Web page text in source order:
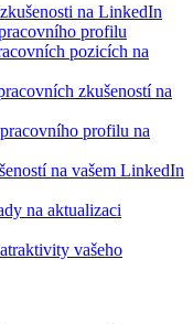
na LinkedIn
profilu
pozicích na
zkušeností na
profilu na
na vašem LinkedIn
na aktualizaci
vašeho